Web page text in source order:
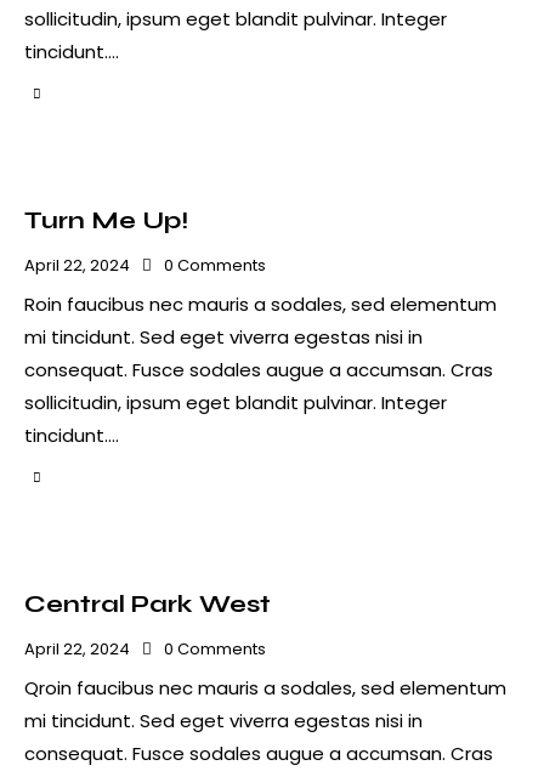
sollicitudin, ipsum eget blandit pulvinar. Integer
tincidunt.…
Turn Me Up!
April 22, 2024 0 Comments
Roin faucibus nec mauris a sodales, sed elementum
mi tincidunt. Sed eget viverra egestas nisi in
consequat. Fusce sodales augue a accumsan. Cras
sollicitudin, ipsum eget blandit pulvinar. Integer
tincidunt.…
Central Park West
April 22, 2024 0 Comments
Qroin faucibus nec mauris a sodales, sed elementum
mi tincidunt. Sed eget viverra egestas nisi in
consequat. Fusce sodales augue a accumsan. Cras